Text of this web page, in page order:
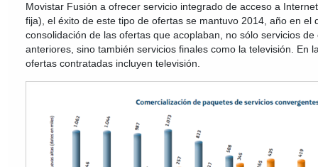
Movistar Fusión a ofrecer servicio integrado de acceso a
fija), el éxito de este tipo de ofertas se mantuvo 2014, año en el
consolidación de las ofertas que acoplaban, no sólo servicios
anteriores, sino también servicios finales como la televisión. En
ofertas contratadas incluyen televisión.